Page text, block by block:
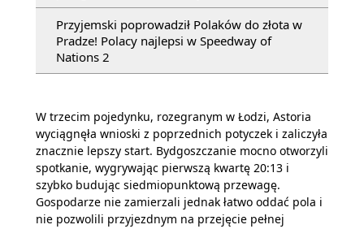
Przyjemski poprowadził Polaków do złota w
Pradze! Polacy najlepsi w Speedway of
Nations 2
W trzecim pojedynku, rozegranym w Łodzi, Astoria
wyciągnęła wnioski z poprzednich potyczek i zaliczyła
znacznie lepszy start. Bydgoszczanie mocno otworzyli
spotkanie, wygrywając pierwszą kwartę 20:13 i
szybko budując siedmiopunktową przewagę.
Gospodarze nie zamierzali jednak łatwo oddać pola i
nie pozwolili przyjezdnym na przejęcie pełnej